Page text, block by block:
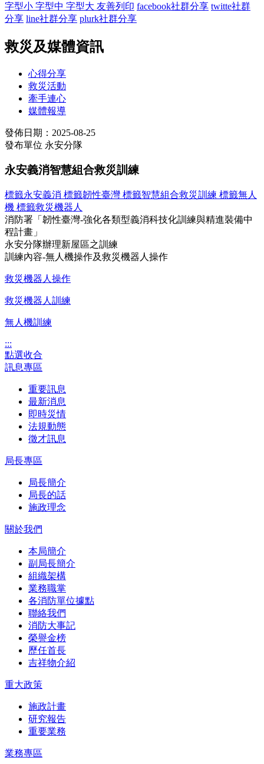
字型小 字型中 字型大 友善列印 facebook社群分享 twitte社群
分享 line社群分享 plurk社群分享
救災及媒體資訊
心得分享
救災活動
牽手連心
媒體報導
發佈日期：2025-08-25
發布單位 永安分隊
永安義消智慧組合救災訓練
標籤永安義消 標籤韌性臺灣 標籤智慧組合救災訓練 標籤無人
機 標籤救災機器人
消防署「韌性臺灣-強化各類型義消科技化訓練與精進裝備中
程計畫」
永安分隊辦理新屋區之訓練
訓練內容-無人機操作及救災機器人操作
救災機器人操作
救災機器人訓練
無人機訓練
:::
點選收合
訊息專區
重要訊息
最新消息
即時災情
法規動態
徵才訊息
局長專區
局長簡介
局長的話
施政理念
關於我們
本局簡介
副局長簡介
組織架構
業務職掌
各消防單位據點
聯絡我們
消防大事記
榮譽金榜
歷任首長
吉祥物介紹
重大政策
施政計畫
研究報告
重要業務
業務專區